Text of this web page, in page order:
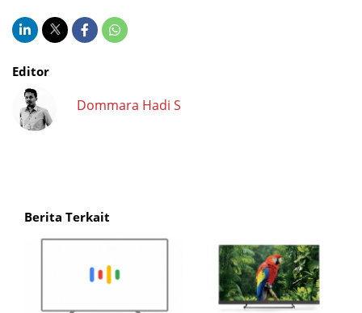
Editor
Dommara Hadi S
Berita Terkait